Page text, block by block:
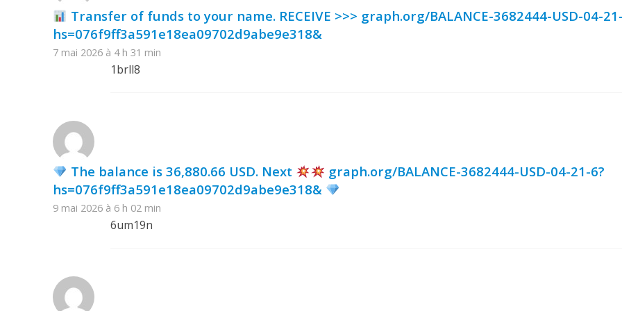
Transfer of funds to your name. RECEIVE >>> graph.org/BALANCE-3682444-USD-04-
hs=076f9ff3a591e18ea09702d9abe9e318&
7 mai 2026 à 4 h 31 min
1brll8
The balance is 36,880.66 USD. Next
graph.org/BALANCE-3682444-USD-04-21-6?
hs=076f9ff3a591e18ea09702d9abe9e318&
9 mai 2026 à 6 h 02 min
6um19n